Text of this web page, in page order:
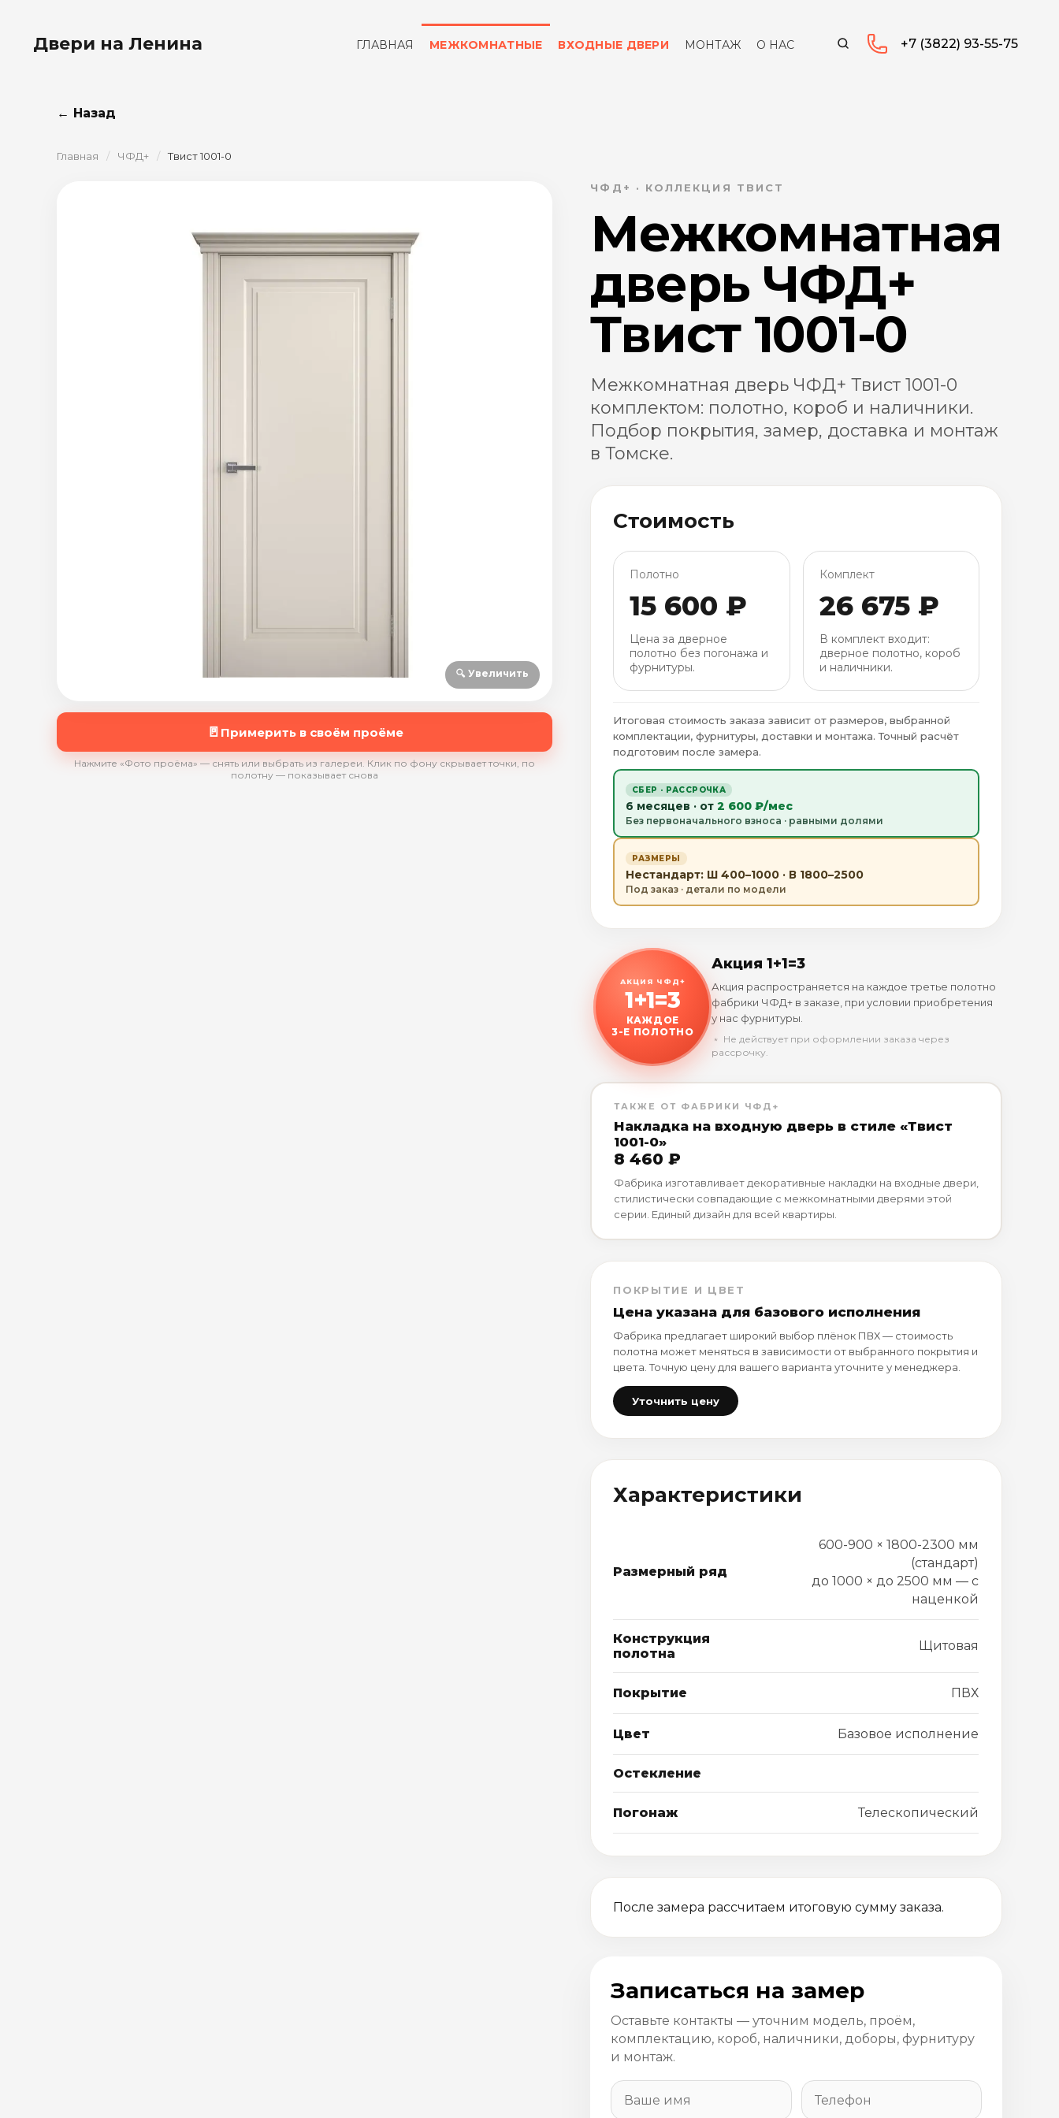
Двери на Ленина ГЛАВНАЯ МЕЖКОМНАТНЫЕ ВХОДНЫЕ ДВЕРИ МОНТАЖ О НАС +7 (3822) 93-55-75
← Назад
Главная / ЧФД+ / Твист 1001-0
🔍 Увеличить
🚪 Примерить в своём проёме
Нажмите «Фото проёма» — снять или выбрать из галереи. Клик по фону скрывает точки, по
полотну — показывает снова
ЧФД+ · КОЛЛЕКЦИЯ ТВИСТ
Межкомнатная
дверь ЧФД+
Твист 1001-0
Межкомнатная дверь ЧФД+ Твист 1001-0
комплектом: полотно, короб и наличники.
Подбор покрытия, замер, доставка и монтаж
в Томске.
Стоимость
Полотно
15 600 ₽
Цена за дверное
полотно без погонажа и
фурнитуры.
Комплект
26 675 ₽
В комплект входит:
дверное полотно, короб
и наличники.
Итоговая стоимость заказа зависит от размеров, выбранной
комплектации, фурнитуры, доставки и монтажа. Точный расчёт
подготовим после замера.
СБЕР · РАССРОЧКА
6 месяцев · от 2 600 ₽/мес
Без первоначального взноса · равными долями
РАЗМЕРЫ
Нестандарт: Ш 400–1000 · В 1800–2500
Под заказ · детали по модели
АКЦИЯ ЧФД+
1+1=3
КАЖДОЕ
3-Е ПОЛОТНО
Акция 1+1=3
Акция распространяется на каждое третье полотно
фабрики ЧФД+ в заказе, при условии приобретения
у нас фурнитуры.
﹡ Не действует при оформлении заказа через
рассрочку.
ТАКЖЕ ОТ ФАБРИКИ ЧФД+
Накладка на входную дверь в стиле «Твист
1001-0»
8 460 ₽
Фабрика изготавливает декоративные накладки на входные двери,
стилистически совпадающие с межкомнатными дверями этой
серии. Единый дизайн для всей квартиры.
ПОКРЫТИЕ И ЦВЕТ
Цена указана для базового исполнения
Фабрика предлагает широкий выбор плёнок ПВХ — стоимость
полотна может меняться в зависимости от выбранного покрытия и
цвета. Точную цену для вашего варианта уточните у менеджера.
Уточнить цену
Характеристики
Размерный ряд
600-900 × 1800-2300 мм
(стандарт)
до 1000 × до 2500 мм — с
наценкой
Конструкция
полотна
Щитовая
Покрытие ПВХ
Цвет Базовое исполнение
Остекление
Погонаж Телескопический
После замера рассчитаем итоговую сумму заказа.
Записаться на замер
Оставьте контакты — уточним модель, проём,
комплектацию, короб, наличники, доборы, фурнитуру
и монтаж.